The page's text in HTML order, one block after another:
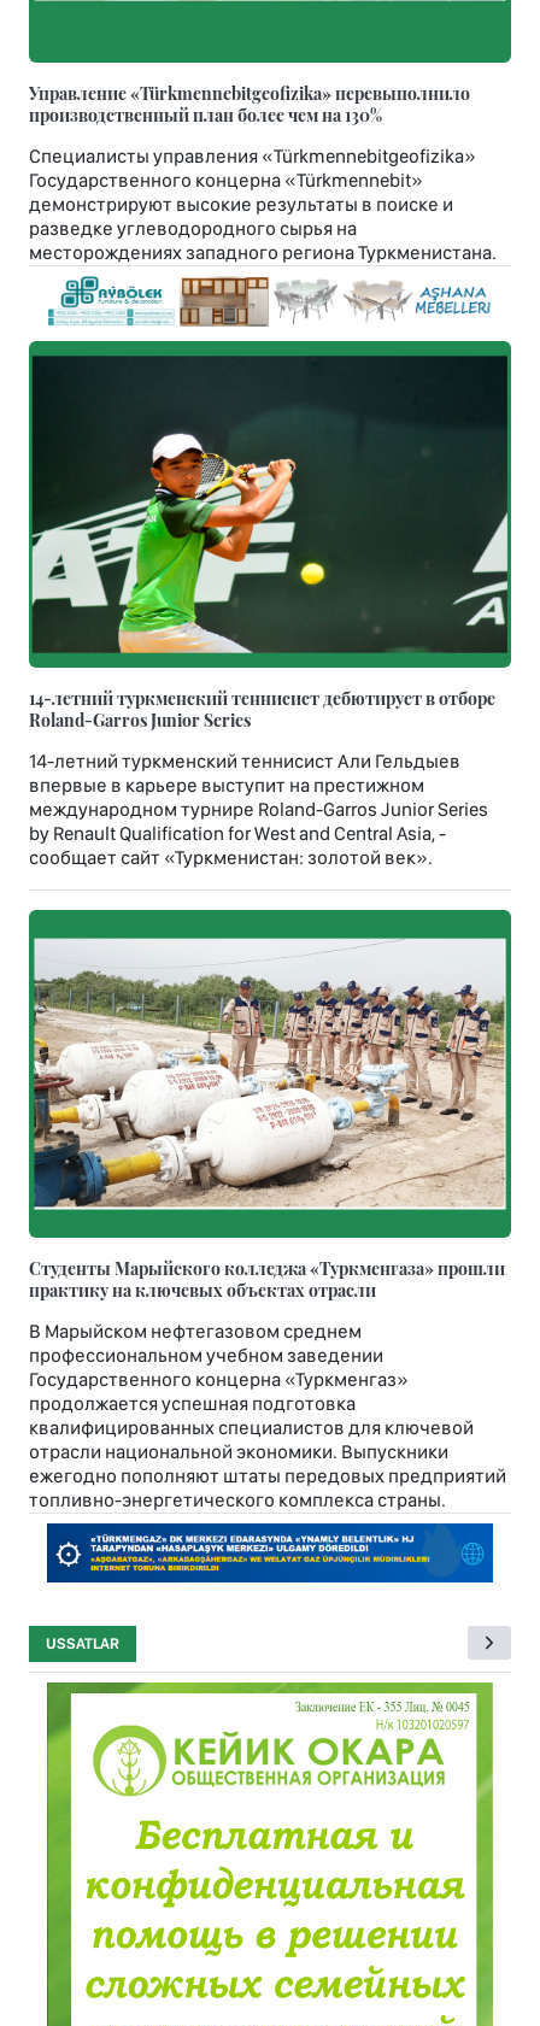
Управление «Türkmennebitgeofizika» перевыполнило
производственный план более чем на 130%
Специалисты управления «Türkmennebitgeofizika»
Государственного концерна «Türkmennebit»
демонстрируют высокие результаты в поиске и
разведке углеводородного сырья на
месторождениях западного региона Туркменистана.
14-летний туркменский теннисист дебютирует в отборе
Roland-Garros Junior Series
14-летний туркменский теннисист Али Гельдыев
впервые в карьере выступит на престижном
международном турнире Roland-Garros Junior Series
by Renault Qualification for West and Central Asia, -
сообщает сайт «Туркменистан: золотой век».
Студенты Марыйского колледжа «Туркменгаза» прошли
практику на ключевых объектах отрасли
В Марыйском нефтегазовом среднем
профессиональном учебном заведении
Государственного концерна «Туркменгаз»
продолжается успешная подготовка
квалифицированных специалистов для ключевой
отрасли национальной экономики. Выпускники
ежегодно пополняют штаты передовых предприятий
топливно-энергетического комплекса страны.
USSATLAR